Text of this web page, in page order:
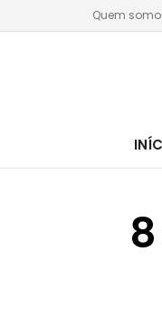
Quem